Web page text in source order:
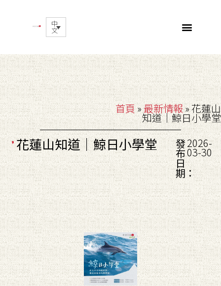
中
文
首頁»最新情報»花蓮山
知道｜鯨日小學堂
花蓮山知道｜鯨日小學堂 發
布
日
期：
2026-
03-30